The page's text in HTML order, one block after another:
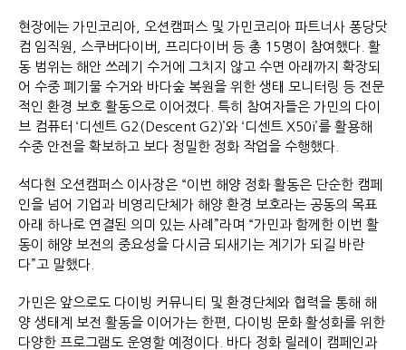
현장에는 가민코리아, 오션캠퍼스 및 가민코리아 파트너사 퐁당닷
컴 임직원, 스쿠버다이버, 프리다이버 등 총 15명이 참여했다. 활
동 범위는 해안 쓰레기 수거에 그치지 않고 수면 아래까지 확장되
어 수중 폐기물 수거와 바다숲 복원을 위한 생태 모니터링 등 전문
적인 환경 보호 활동으로 이어졌다. 특히 참여자들은 가민의 다이
브 컴퓨터 ‘디센트 G2(Descent G2)’와 ‘디센트 X50i’를 활용해
수중 안전을 확보하고 보다 정밀한 정화 작업을 수행했다.
석다현 오션캠퍼스 이사장은 “이번 해양 정화 활동은 단순한 캠페
인을 넘어 기업과 비영리단체가 해양 환경 보호라는 공동의 목표
아래 하나로 연결된 의미 있는 사례”라며 “가민과 함께한 이번 활
동이 해양 보전의 중요성을 다시금 되새기는 계기가 되길 바란
다”고 말했다.
가민은 앞으로도 다이빙 커뮤니티 및 환경단체와 협력을 통해 해
양 생태계 보전 활동을 이어가는 한편, 다이빙 문화 활성화를 위한
다양한 프로그램도 운영할 예정이다. 바다 정화 릴레이 캠페인과